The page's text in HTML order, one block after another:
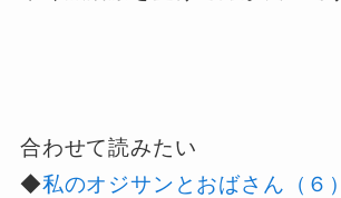
合わせて読みたい
◆私のオジサンとおばさん（６